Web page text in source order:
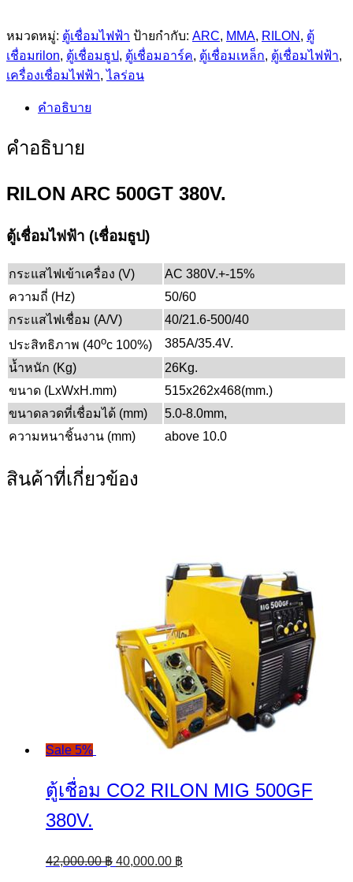
หมวดหมู่: ตู้เชื่อมไฟฟ้า ป้ายกำกับ: ARC, MMA, RILON , ตู้
เชื่อมrilon, ตู้เชื่อมธูป, ตู้เชื่อมอาร์ค, ตู้เชื่อมเหล็ก, ตู้เชื่อมไฟฟ้า,
เครื่องเชื่อมไฟฟ้า,ไลร่อน
คำอธิบาย
คำอธิบาย
RILON ARC 500GT 380V.
ตู้เชื่อมไฟฟ้า (เชื่อมธูป)
กระแสไฟเข้าเครื่อง (V)
AC 380V.+-15%
ความถี่ (Hz)
50/60
กระแสไฟเชื่อม (A/V)
40/21.6-500/40
ประสิทธิภาพ (40oc 100%)
385A/35.4V.
น้ำหนัก (Kg)
26Kg.
ขนาด (LxWxH.mm)
515x262x468(mm.)
ขนาดลวดที่เชื่อมได้ (mm)
5.0-8.0mm,
ความหนาชิ้นงาน (mm)
above 10.0
สินค้าที่เกี่ยวข้อง
Sale 5%
ตู้เชื่อม CO2 RILON MIG 500GF
380V.
42,000.00฿ Original
40,000.00 ฿